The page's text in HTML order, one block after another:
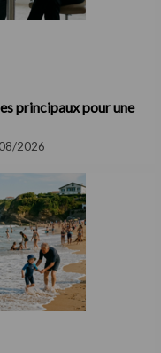
principaux pour une
2026